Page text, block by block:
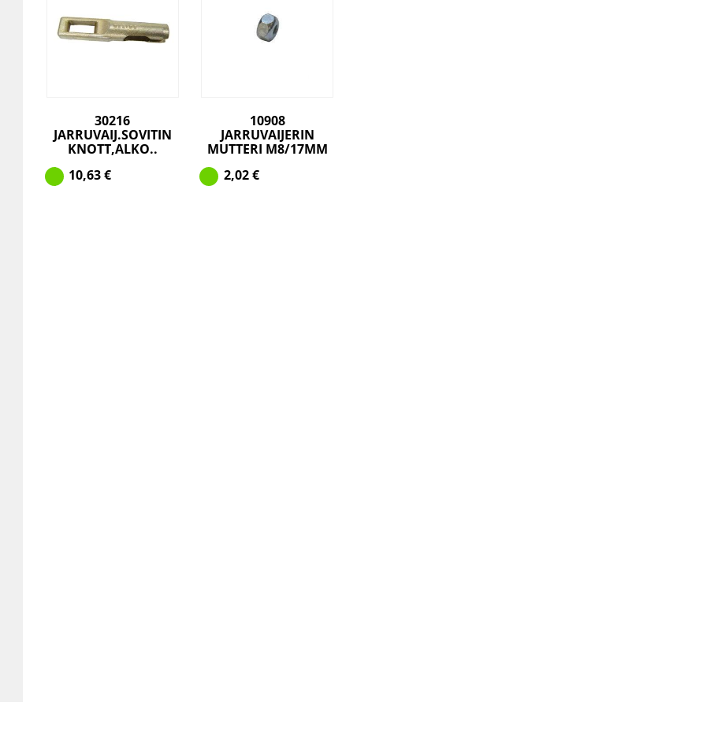
30216
JARRUVAIJ.SOVITIN
KNOTT,ALKO..
10,63€
10908
JARRUVAIJERIN
MUTTERI M8/17MM
2,02€